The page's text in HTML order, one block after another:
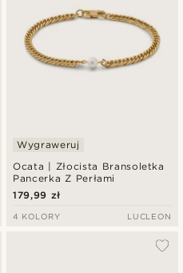
Ocata | Złocista Bransoletka
Pancerka Z Perłami
Wygraweruj
179,99 zł
4 KOLORY LUCLEON